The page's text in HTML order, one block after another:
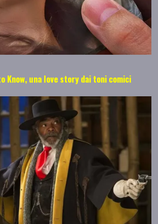
Know, una love story dai toni comici